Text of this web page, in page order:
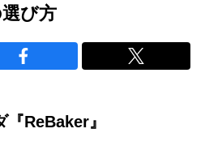
び方
『ReBaker』